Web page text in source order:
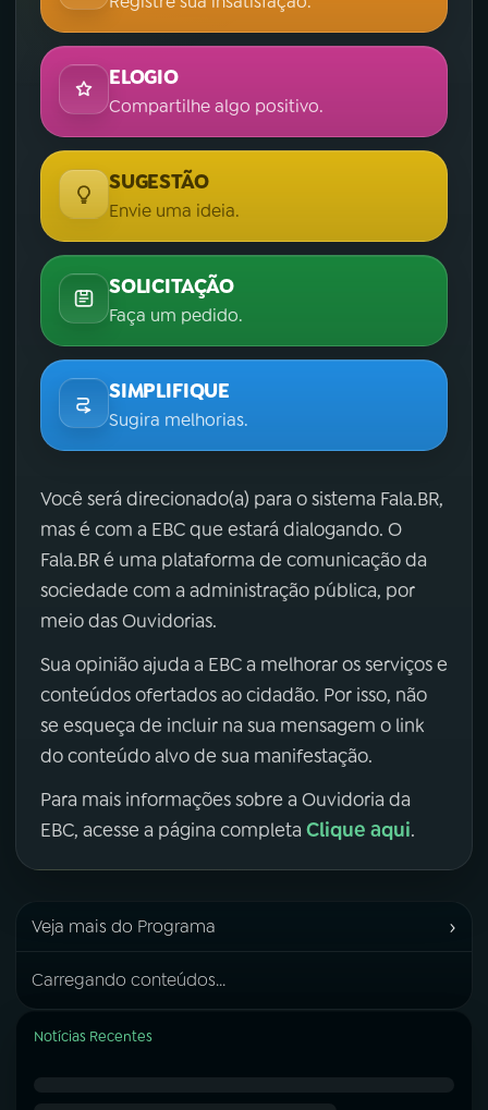
ELOGIO
Compartilhe algo positivo.
SUGESTÃO
Envie uma ideia.
SOLICITAÇÃO
Faça um pedido.
SIMPLIFIQUE
Sugira melhorias.
Você será direcionado(a) para o sistema Fala.BR,
mas é com a EBC que estará dialogando. O
Fala.BR é uma plataforma de comunicação da
sociedade com a administração pública, por
meio das Ouvidorias.
Sua opinião ajuda a EBC a melhorar os serviços e
conteúdos ofertados ao cidadão. Por isso, não
se esqueça de incluir na sua mensagem o link
do conteúdo alvo de sua manifestação.
Para mais informações sobre a Ouvidoria da
EBC, acesse a página completa Clique aqui.
Veja mais do Programa ›
Carregando conteúdos...
Notícias Recentes